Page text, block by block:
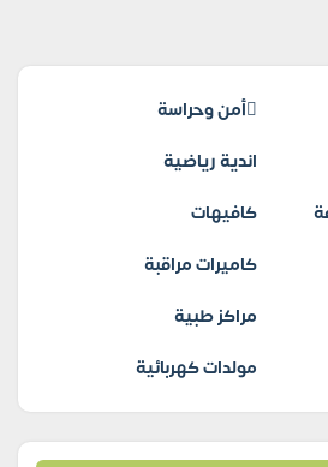
أمن وحراسة
اندية رياضية
كافيهات
كاميرات مراقبة
مراكز طبية
مولدات كهربائية